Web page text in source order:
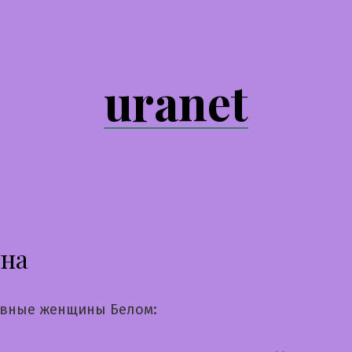
uranet
женщины Белом: